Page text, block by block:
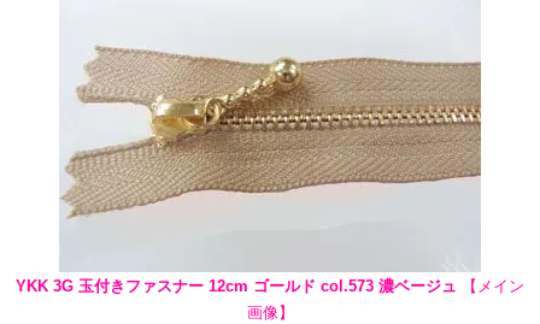
YKK 3G 玉付きファスナー 12cm ゴールド col.573 濃ベージュ 【メイン
画像】